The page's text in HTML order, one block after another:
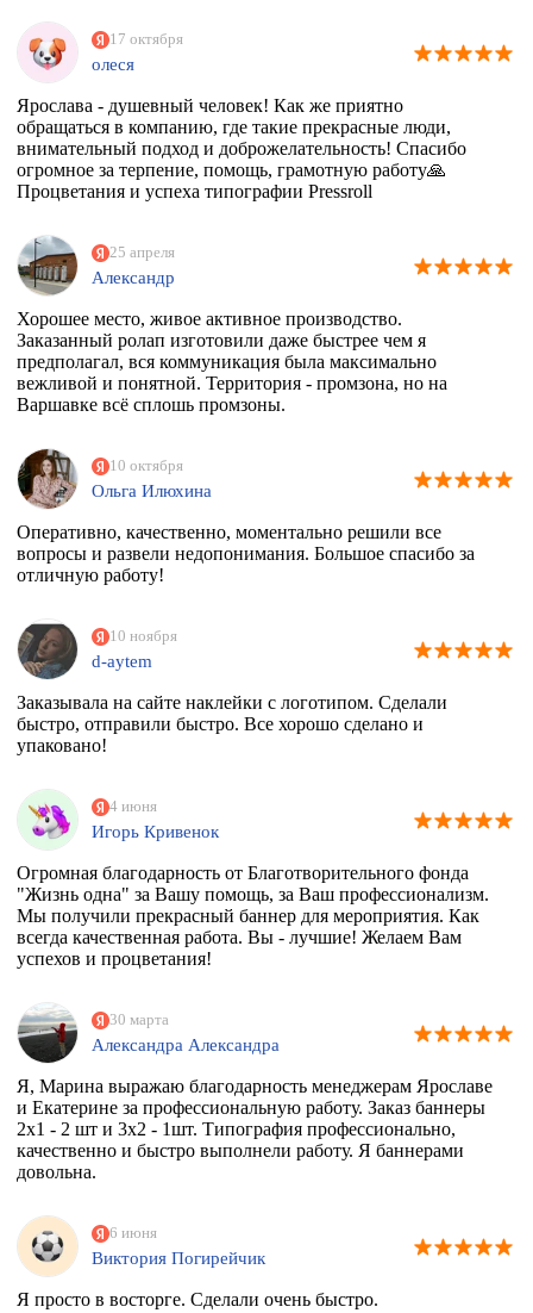
17 октября
олеся
Ярослава - душевный человек! Как же приятно
обращаться в компанию, где такие прекрасные люди,
внимательный подход и доброжелательность! Спасибо
огромное за терпение, помощь, грамотную работу🙏
Процветания и успеха типографии Pressroll
25 апреля
Александр
Хорошее место, живое активное производство.
Заказанный ролап изготовили даже быстрее чем я
предполагал, вся коммуникация была максимально
вежливой и понятной. Территория - промзона, но на
Варшавке всё сплошь промзоны.
10 октября
Ольга Илюхина
Оперативно, качественно, моментально решили все
вопросы и развели недопонимания. Большое спасибо за
отличную работу!
10 ноября
d-aytem
Заказывала на сайте наклейки с логотипом. Сделали
быстро, отправили быстро. Все хорошо сделано и
упаковано!
4 июня
Игорь Кривенок
Огромная благодарность от Благотворительного фонда
"Жизнь одна" за Вашу помощь, за Ваш профессионализм.
Мы получили прекрасный баннер для мероприятия. Как
всегда качественная работа. Вы - лучшие! Желаем Вам
успехов и процветания!
30 марта
Александра Александра
Я, Марина выражаю благодарность менеджерам Ярославе
и Екатерине за профессиональную работу. Заказ баннеры
2х1 - 2 шт и 3х2 - 1шт. Типография профессионально,
качественно и быстро выполнели работу. Я баннерами
довольна.
6 июня
Виктория Погирейчик
Я просто в восторге. Сделали очень быстро.